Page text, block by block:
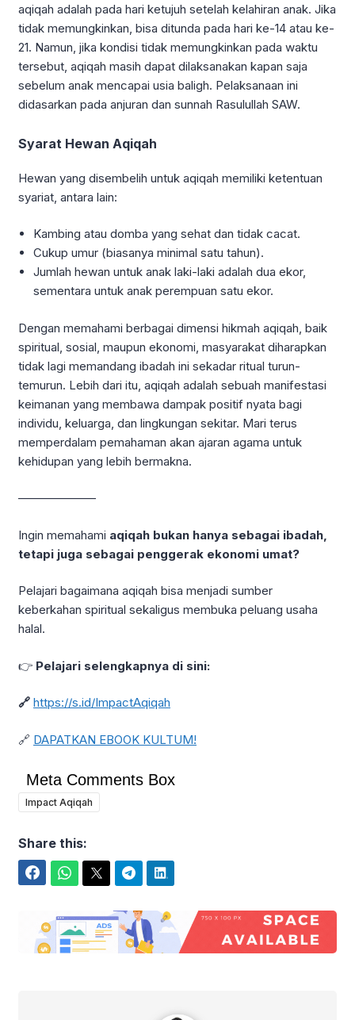
aqiqah adalah pada hari ketujuh setelah kelahiran anak. Jika
tidak memungkinkan, bisa ditunda pada hari ke-14 atau ke-
21. Namun, jika kondisi tidak memungkinkan pada waktu
tersebut, aqiqah masih dapat dilaksanakan kapan saja
sebelum anak mencapai usia baligh. Pelaksanaan ini
didasarkan pada anjuran dan sunnah Rasulullah SAW.
Syarat Hewan Aqiqah
Hewan yang disembelih untuk aqiqah memiliki ketentuan
syariat, antara lain:
Kambing atau domba yang sehat dan tidak cacat.
Cukup umur (biasanya minimal satu tahun).
Jumlah hewan untuk anak laki-laki adalah dua ekor,
sementara untuk anak perempuan satu ekor.
Dengan memahami berbagai dimensi hikmah aqiqah, baik
spiritual, sosial, maupun ekonomi, masyarakat diharapkan
tidak lagi memandang ibadah ini sekadar ritual turun-
temurun. Lebih dari itu, aqiqah adalah sebuah manifestasi
keimanan yang membawa dampak positif nyata bagi
individu, keluarga, dan lingkungan sekitar. Mari terus
memperdalam pemahaman akan ajaran agama untuk
kehidupan yang lebih bermakna.
——————–
Ingin memahami aqiqah bukan hanya sebagai ibadah,
tetapi juga sebagai penggerak ekonomi umat?
Pelajari bagaimana aqiqah bisa menjadi sumber
keberkahan spiritual sekaligus membuka peluang usaha
halal.
👉 Pelajari selengkapnya di sini:
🔗 https://s.id/ImpactAqiqah
🔗 DAPATKAN EBOOK KULTUM!
Meta Comments Box
Impact Aqiqah
Share this: